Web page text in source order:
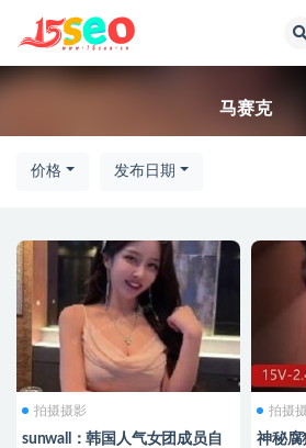
马赛克
价格 发布日期
拍摄摄影
sunwall：韩国人气女团成员自
拍摄
神秘腐